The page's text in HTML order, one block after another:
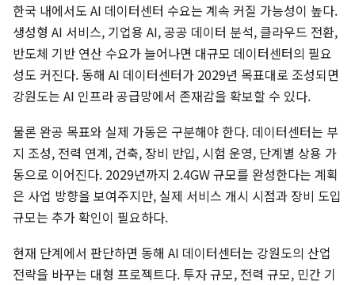
한국 내에서도 AI 데이터센터 수요는 계속 커질 가능성이 높다.
생성형 AI 서비스, 기업용 AI, 공공 데이터 분석, 클라우드 전환,
반도체 기반 연산 수요가 늘어나면 대규모 데이터센터의 필요
성도 커진다. 동해 AI 데이터센터가 2029년 목표대로 조성되면
강원도는 AI 인프라 공급망에서 존재감을 확보할 수 있다.
물론 완공 목표와 실제 가동은 구분해야 한다. 데이터센터는 부
지 조성, 전력 연계, 건축, 장비 반입, 시험 운영, 단계별 상용 가
동으로 이어진다. 2029년까지 2.4GW 규모를 완성한다는 계획
은 사업 방향을 보여주지만, 실제 서비스 개시 시점과 장비 도입
규모는 추가 확인이 필요하다.
현재 단계에서 판단하면 동해 AI 데이터센터는 강원도의 산업
전략을 바꾸는 대형 프로젝트다. 투자 규모, 전력 규모, 민간 기